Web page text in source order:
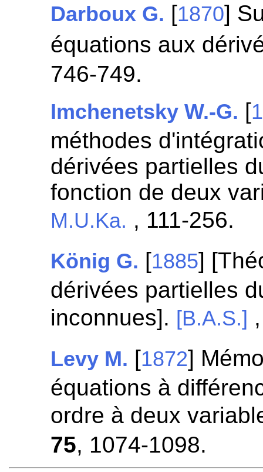
Darboux G. [1870]
équations aux
746-749.
Imchenetsky W.-G. [
méthodes
dérivées partielles
fonction de deux
M.U.Ka. , 111-256.
König G. [1885]
dérivées partielles
inconnues]. [B.A.S.]
Levy M. [1872]
équations à
ordre à deux
75, 1074-1098.